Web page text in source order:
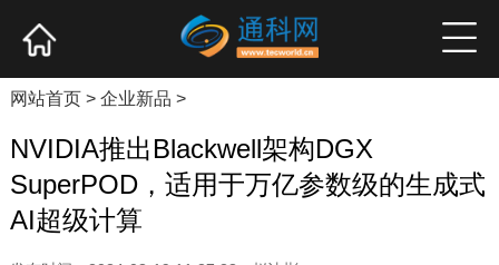
产业资讯 企业新品 高端访谈
网站首页> 企业新品 >
NVIDIA推出Blackwell架构DGX
SuperPOD，适用于万亿参数级的生成式
AI超级计算